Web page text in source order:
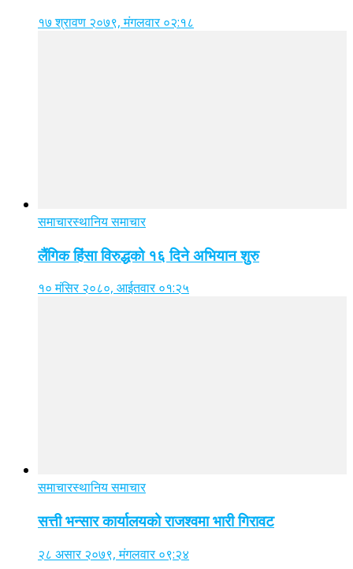
१७ श्रावण २०७९, मंगलवार ०२:१८
समाचारस्थानिय समाचार
लैंगिक हिंसा विरुद्धको १६ दिने अभियान शुरु
१० मंसिर २०८०, आईतवार ०१:२५
समाचारस्थानिय समाचार
सत्ती भन्सार कार्यालयको राजश्वमा भारी गिरावट
२८ असार २०७९, मंगलवार ०९:२४